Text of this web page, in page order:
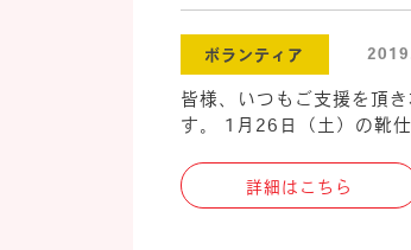
ボランティア
皆様、いつもご支援を頂
す。 1月26日（土）の靴
詳細はこちら